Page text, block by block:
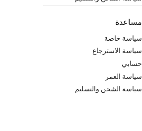
مساعدة
سياسة خاصة
سياسة الاسترجاع
حسابي
سياسة العمر
سياسة الشحن والتسليم